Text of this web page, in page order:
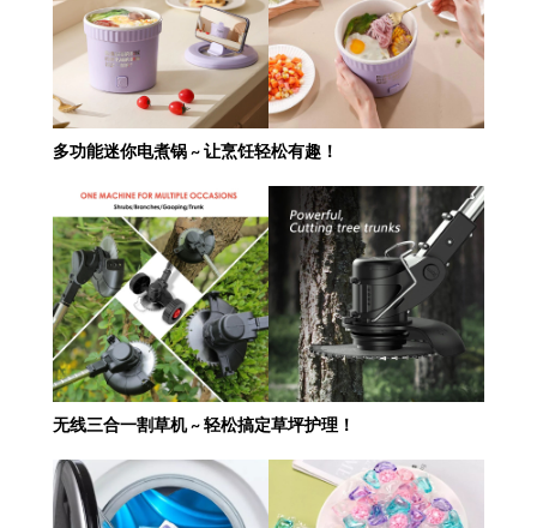
多功能迷你电煮锅 ~ 让烹饪轻松有趣！
无线三合一割草机 ~ 轻松搞定草坪护理！